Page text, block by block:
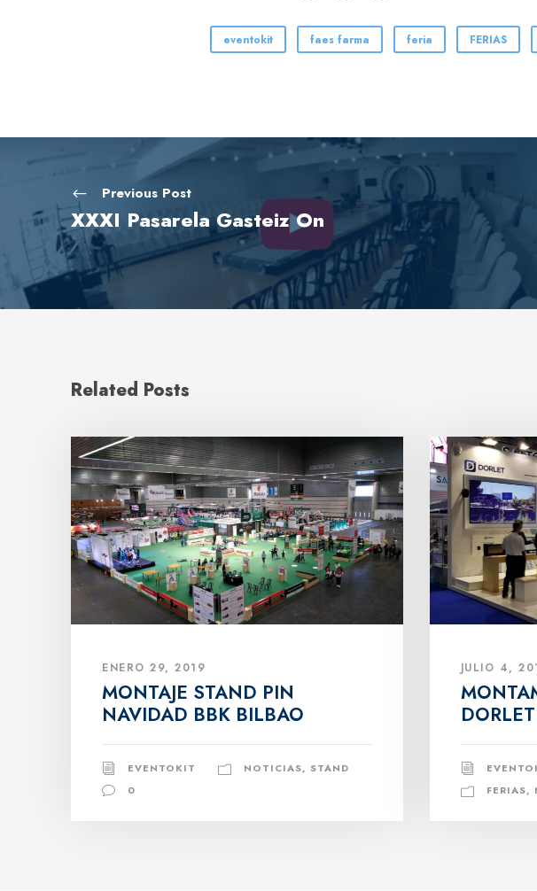
eventokit faes farma feria FERIAS
Previous Post
XXXI Pasarela Gasteiz On
Related Posts
ENERO 29, 2019
MONTAJE STAND PIN
NAVIDAD BBK BILBAO
EVENTOKIT NOTICIAS, STAND
0
JULIO 4,
FERIAS,